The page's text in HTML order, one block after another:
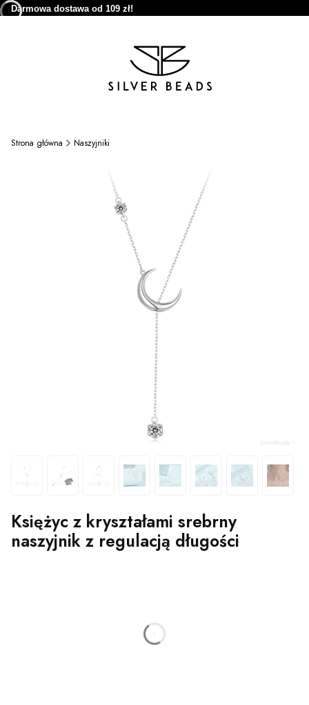
Darmowa dostawa od 109 zł!
Strona główna Naszyjniki
Księżyc z kryształami srebrny
naszyjnik z regulacją długości
godzin